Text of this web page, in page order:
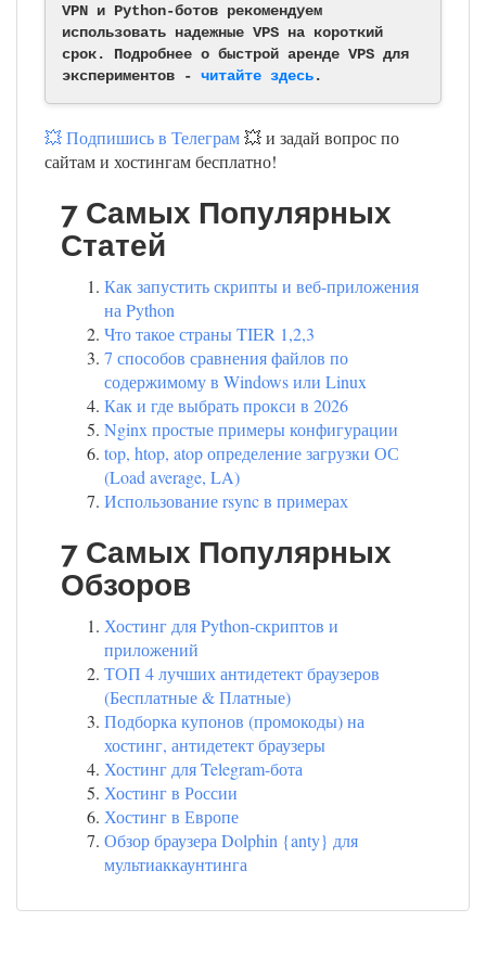
VPN и Python-ботов рекомендуем
использовать надежные VPS на короткий
срок. Подробнее о быстрой аренде VPS для
экспериментов - читайте здесь.
💥 Подпишись в Телеграм💥 и задай вопрос по
сайтам и хостингам бесплатно!
7 Самых Популярных
Статей
Как запустить скрипты и веб-приложения
на Python
Что такое страны TIER 1,2,3
7 способов сравнения файлов по
содержимому в Windows или Linux
Как и где выбрать прокси в 2026
Nginx простые примеры конфигурации
top, htop, atop определение загрузки ОС
(Load average, LA)
Использование rsync в примерах
7 Самых Популярных
Обзоров
Хостинг для Python-скриптов и
приложений
ТОП 4 лучших антидетект браузеров
(Бесплатные & Платные)
Подборка купонов (промокоды) на
хостинг, антидетект браузеры
Хостинг для Telegram-бота
Хостинг в России
Хостинг в Европе
Обзор браузера Dolphin {anty} для
мультиаккаунтинга